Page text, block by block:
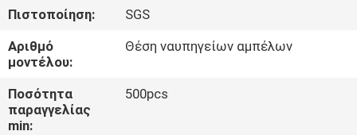
ΠΟΙΟΤΙΚΌΣ
ΈΛΕΓΧΟΣ
ΜΑΣ
Πιστοποίηση:
SGS
Αριθμό
μοντέλου:
Θέση ναυπηγείων αμπέλων
Ποσότητα
παραγγελίας
min:
500pcs